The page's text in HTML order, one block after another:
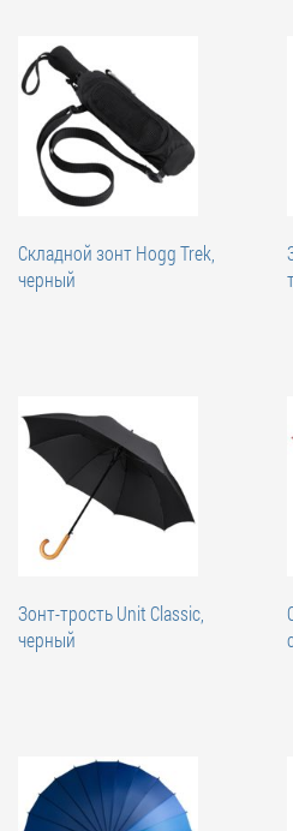
Складной зонт Hogg Trek,
черный
Зонт-трость Unit Classic,
черный